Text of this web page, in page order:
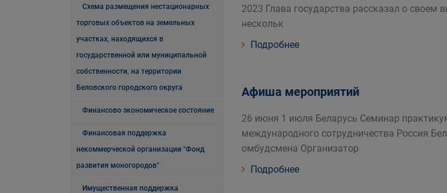
Схема размещения нестационарных
торговых объектов на земельных
участках, находящихся в
государственной или муниципальной
собственности, на территории
Беловского городского округа
Финансово экономическое состояние
Финансовая поддержка
некоммерческой организации "Фонд
развития моногородов"
Имущественная поддержка
2023 Глава государства рассказал о
нескольк
Подробнее
Афиша мероприятий
26 июня 1 июля Беларусь Семинар
международного сотрудничества Россия
омбудсмена Организатор
Подробнее